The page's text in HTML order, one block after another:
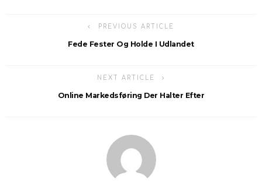
PREVIOUS ARTICLE
Fede Fester Og Holde I Udlandet
NEXT ARTICLE
Online Markedsføring Der Halter Efter